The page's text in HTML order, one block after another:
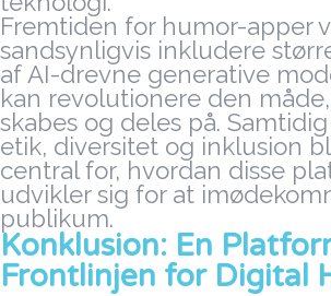
Fremtiden for humor-apper
sandsynligvis inkludere
af AI-drevne generative
kan revolutionere den
skabes og deles på.
etik, diversitet og inklusion
central for, hvordan disse
udvikler sig for at
publikum.
Konklusion: En
Frontlinjen for Digital